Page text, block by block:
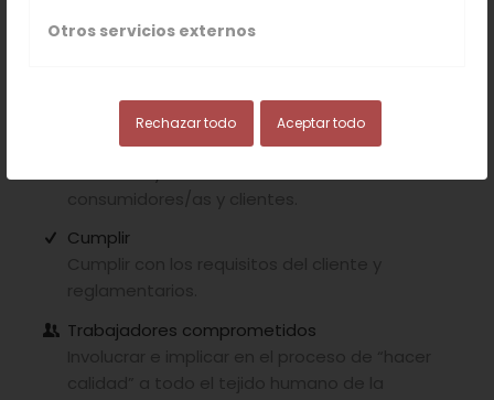
Otros servicios externos
Rechazar todo Aceptar todo
comprometido a:
de investigación y de análisis para adecuar
productos y servicio a los cambios de
Cumplir
Trabajadores comprometidos